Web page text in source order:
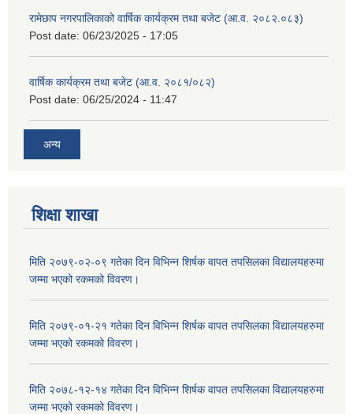
रामेछाप नगरपालिकाको वार्षिक कार्यक्रम तथा बजेट (आ.व. २०८२.०८३)
Post date: 06/23/2025 - 17:05
वार्षिक कार्यक्रम तथा बजेट (आ.व. २०८१/०८२)
Post date: 06/25/2024 - 11:47
अन्य
शिक्षा शाखा
मिति २०७९-०२-०९ गतेका दिन विभिन्न शिर्षक वापत तपसिलका विद्यालयहरुमा
जम्मा भएको रकमको विवरण।
मिति २०७९-०१-२१ गतेका दिन विभिन्न शिर्षक वापत तपसिलका विद्यालयहरुमा
जम्मा भएको रकमको विवरण।
मिति २०७८-१२-१४ गतेका दिन विभिन्न शिर्षक वापत तपसिलका विद्यालयहरुमा
जम्मा भएको रकमको विवरण।